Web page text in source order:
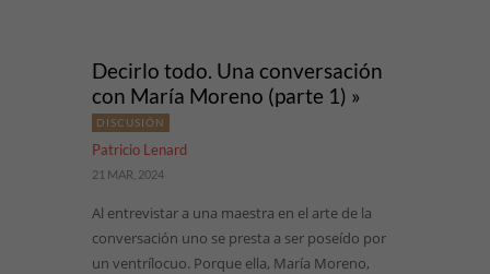
Decirlo todo. Una conversación
con María Moreno (parte 1) »
DISCUSIÓN
Patricio Lenard
21 MAR, 2024
Al entrevistar a una maestra en el arte de la
conversación uno se presta a ser poseído por
un ventrílocuo. Porque ella, María Moreno,